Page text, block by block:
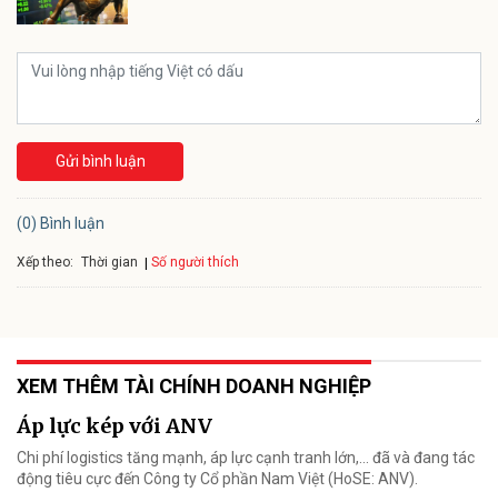
Gửi bình luận
(0) Bình luận
Xếp theo: Thời gian Số người thích
XEM THÊM TÀI CHÍNH DOANH NGHIỆP
Áp lực kép với ANV
Chi phí logistics tăng mạnh, áp lực cạnh tranh lớn,... đã và đang tác
động tiêu cực đến Công ty Cổ phần Nam Việt (HoSE: ANV).